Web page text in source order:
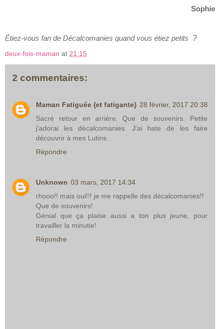
Sophie
Étiez-vous fan de Décalcomanies quand vous étiez petits ?
deux-fois-maman at 21:15
2 commentaires:
Maman Fatiguée {et fatigante} 28 février, 2017 20:38
Sacré retour en arrière. Que de souvenirs. Petite
j'adorai les décalcomanies. J'ai hate de les faire
découvrir à mes Lutins.
Répondre
Unknown 03 mars, 2017 14:34
rhooo!! mais oui!!! je me rappelle des décalcomanies!!
Que de souvenirs!
Génial que ça plaise aussi a ton plus jeune, pour
travailler la minutie!
Répondre